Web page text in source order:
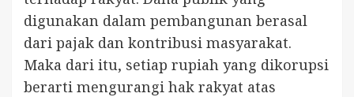
digunakan dalam pembangunan berasal
dari pajak dan kontribusi masyarakat.
Maka dari itu, setiap rupiah yang dikorupsi
berarti mengurangi hak rakyat atas